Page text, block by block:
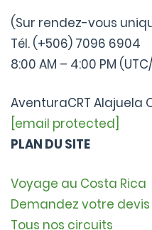
(Sur rendez-vous
Tél. (+506) 7096 6904
8:00 AM – 4:00 PM
AventuraCRT Alajuela
[email protected]
PLAN DU SITE
Voyage au Costa Rica
Demandez votre
Tous nos circuits